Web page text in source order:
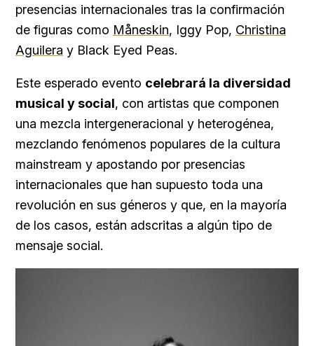
presencias internacionales tras la confirmación
de figuras como Måneskin, Iggy Pop, Christina
Aguilera y Black Eyed Peas.
Este esperado evento celebrará la diversidad
musical y social, con artistas que componen
una mezcla intergeneracional y heterogénea,
mezclando fenómenos populares de la cultura
mainstream y apostando por presencias
internacionales que han supuesto toda una
revolución en sus géneros y que, en la mayoría
de los casos, están adscritas a algún tipo de
mensaje social.